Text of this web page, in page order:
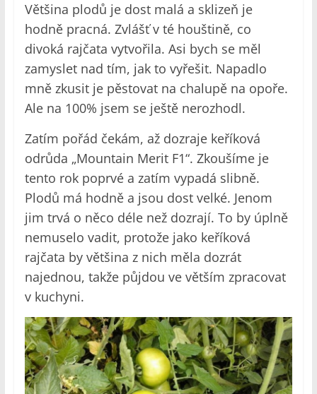
Většina plodů je dost malá a sklizeň je
hodně pracná. Zvlášť v té houštině, co
divoká rajčata vytvořila. Asi bych se měl
zamyslet nad tím, jak to vyřešit. Napadlo
mně zkusit je pěstovat na chalupě na opoře.
Ale na 100% jsem se ještě nerozhodl.
Zatím pořád čekám, až dozraje keříková
odrůda „Mountain Merit F1“. Zkoušíme je
tento rok poprvé a zatím vypadá slibně.
Plodů má hodně a jsou dost velké. Jenom
jim trvá o něco déle než dozrají. To by úplně
nemuselo vadit, protože jako keříková
rajčata by většina z nich měla dozrát
najednou, takže půjdou ve větším zpracovat
v kuchyni.